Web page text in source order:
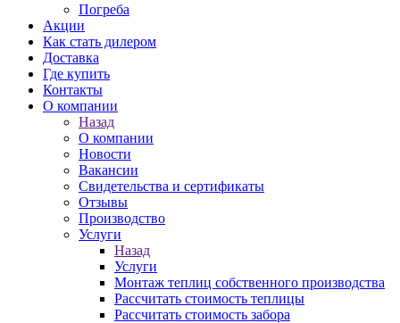
Погреба
Акции
Как стать дилером
Доставка
Где купить
Контакты
О компании
Назад
О компании
Новости
Вакансии
Свидетельства и сертификаты
Отзывы
Производство
Услуги
Назад
Услуги
Монтаж теплиц собственного производства
Рассчитать стоимость теплицы
Рассчитать стоимость забора